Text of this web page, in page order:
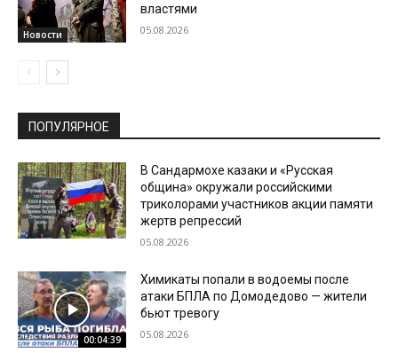
Новости
властями
05.08.2026
ПОПУЛЯРНОЕ
В Сандармохе казаки и «Русская
община» окружали российскими
триколорами участников акции памяти
жертв репрессий
05.08.2026
00:04:39
Химикаты попали в водоемы после
атаки БПЛА по Домодедово — жители
бьют тревогу
05.08.2026